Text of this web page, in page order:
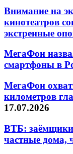
Внимание на
кинотеатров
экстренные
МегаФон
смартфоны в
МегаФон
километров
17.07.2026
ВТБ: заёмщики
частные дома,